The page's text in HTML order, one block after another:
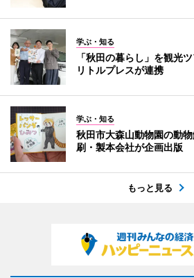
学ぶ・知る
「秋田の暮らし」を観光
リトルプレスが連携
学ぶ・知る
秋田市大森山動物園の動
刷・製本会社が企画出版
もっと見る